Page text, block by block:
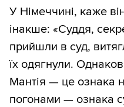
У Німеччині, каже
інакше: «Суддя,
прийшли в суд,
їх одягнули.
Мантія — це ознака
погонами — ознака